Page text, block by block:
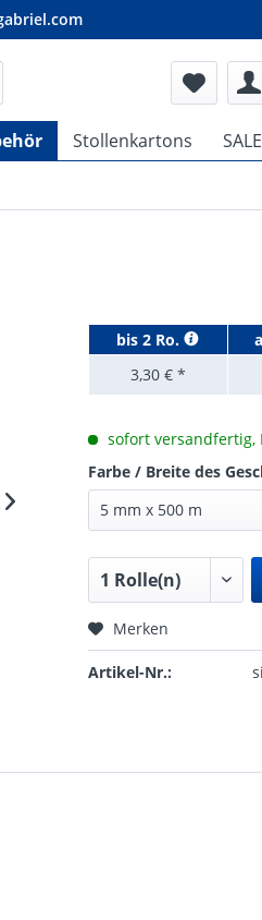
Stollenkartons
bis2 Ro.
3,30 € *
sofort versandfertig,
Farbe / Breite des
Merken
Artikel-Nr.: